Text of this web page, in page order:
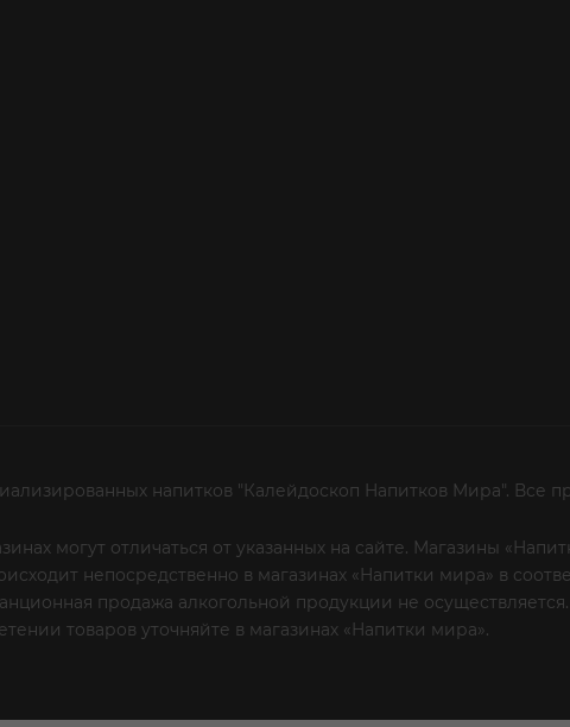
напитков "Калейдоскоп Напитков Мира". Все
могут отличаться от указанных на сайте. Магазины
непосредственно в магазинах «Напитки мира» в
продажа алкогольной продукции не
товаров уточняйте в магазинах «Напитки мира».